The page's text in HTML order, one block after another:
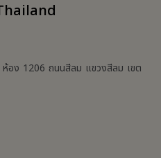
อง 1206 ถนนสีลม แขวงสีลม เขต